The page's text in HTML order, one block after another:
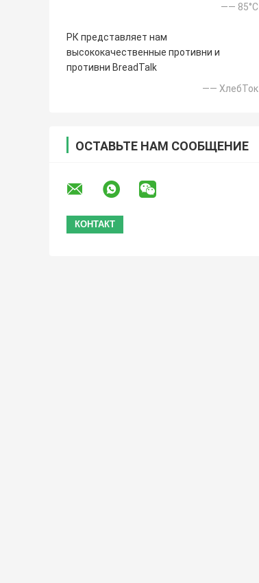
—— 85°C
РК представляет нам
высококачественные противни и
противни BreadTalk
—— ХлебТок
ОСТАВЬТЕ НАМ СООБЩЕНИЕ